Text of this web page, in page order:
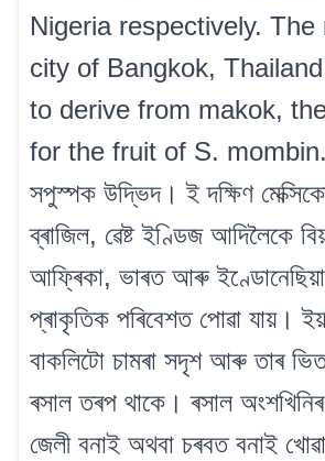
Nigeria respectively.
city of Bangkok,
to derive from makok,
for the fruit of S. mombin.
সপুস্পক উদ্ভিদ। ই দক্ষিণ
ব্ৰাজিল, ৱেষ্ট ইণ্ডিজ আদিলৈকে
আফ্ৰিকা, ভাৰত আৰু
প্ৰাকৃতিক পৰিবেশত পোৱা যায়।
বাকলিটো চামৰা সদৃশ আৰু তাৰ
ৰসাল তৰপ থাকে। ৰসাল
জেলী বনাই অথবা চৰবত বনাই